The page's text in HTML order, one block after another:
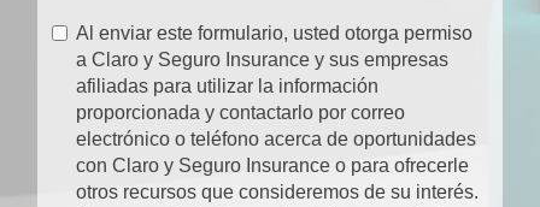
Al enviar este formulario, usted otorga permiso
a Claro y Seguro Insurance y sus empresas
afiliadas para utilizar la información
proporcionada y contactarlo por correo
electrónico o teléfono acerca de oportunidades
con Claro y Seguro Insurance o para ofrecerle
otros recursos que consideremos de su interés.